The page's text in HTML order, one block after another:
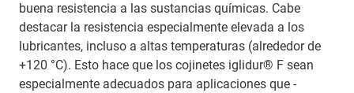
buena resistencia a las sustancias químicas. Cabe
destacar la resistencia especialmente elevada a los
lubricantes, incluso a altas temperaturas (alrededor de
+120 °C). Esto hace que los cojinetes iglidur® F sean
especialmente adecuados para aplicaciones que -